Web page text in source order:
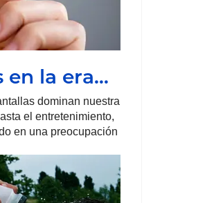
en la era…
dominan nuestra
el entretenimiento,
en una preocupación